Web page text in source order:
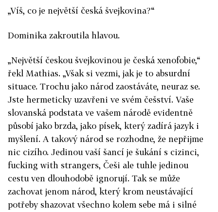
„Víš, co je největší česká švejkovina?“
Dominika zakroutila hlavou.
„Největší českou švejkovinou je česká xenofobie,“
řekl Mathias. „Však si vezmi, jak je to absurdní
situace. Trochu jako národ zaostáváte, neuraz se.
Jste hermeticky uzavřeni ve svém češství. Vaše
slovanská podstata ve vašem národě evidentně
působí jako brzda, jako písek, který zadírá jazyk i
myšlení. A takový národ se rozhodne, že nepřijme
nic cizího. Jedinou vaší šancí je šukání s cizinci,
fucking with strangers, Češi ale tuhle jedinou
cestu ven dlouhodobě ignorují. Tak se může
zachovat jenom národ, který krom neustávající
potřeby shazovat všechno kolem sebe má i silné